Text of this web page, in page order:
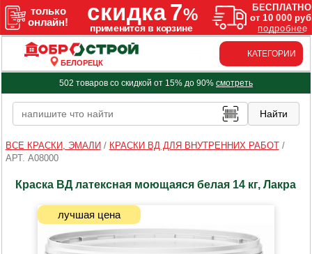
БЕЛОРЕЦК
КАТЕГОРИИ
502 товаров со скидкой от 15% до 90% смотреть
ВСЕ КРАСКИ, ЭМАЛИ / КРАСКИ ВД ДЛЯ ВНУТРЕННИХ РАБОТ/
АРТ. A08000
Краска ВД латексная моющаяся белая 14 кг, Лакра